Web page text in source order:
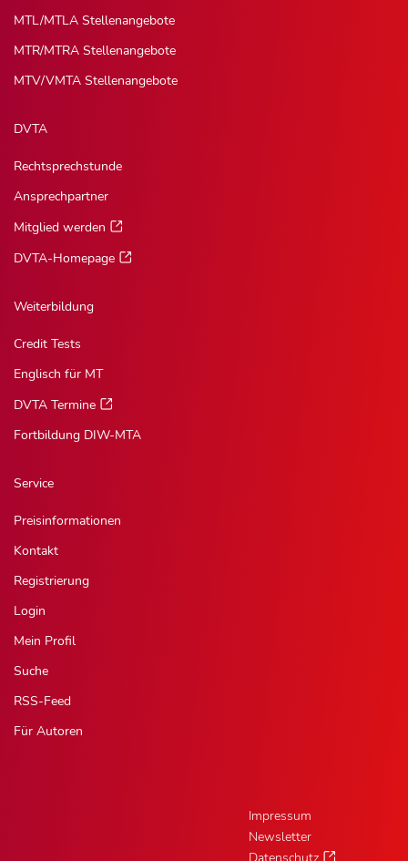
MTL/MTLA Stellenangebote
MTR/MTRA Stellenangebote
MTV/VMTA Stellenangebote
DVTA
Rechtsprechstunde
Ansprechpartner
Mitglied werden
DVTA-Homepage
Weiterbildung
Credit Tests
Englisch für MT
DVTA Termine
Fortbildung DIW-MTA
Service
Preisinformationen
Kontakt
Registrierung
Login
Mein Profil
Suche
RSS-Feed
Für Autoren
Impressum
Newsletter